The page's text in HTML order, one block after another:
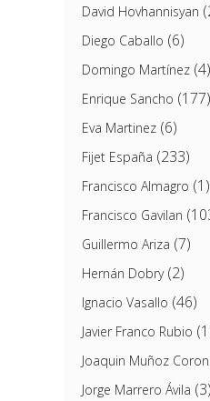
David Hovhannisyan
Diego Caballo (6)
Domingo Martínez(4)
Enrique Sancho (177)
Eva Martinez(6)
Fijet España (233)
Francisco Almagro (1)
Francisco Gavilan
Guillermo Ariza (7)
Hernán Dobry(2)
Ignacio Vasallo (46)
Javier Franco Rubio
Joaquin Muñoz
Jorge Marrero Ávila (3)